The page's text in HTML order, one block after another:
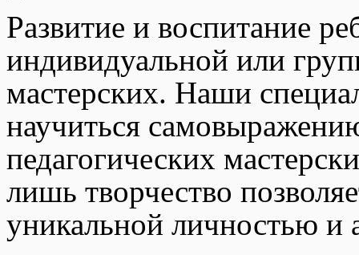
Развитие и воспитание
индивидуальной или
мастерских. Наши
научиться
педагогических
лишь творчество
уникальной личностью и